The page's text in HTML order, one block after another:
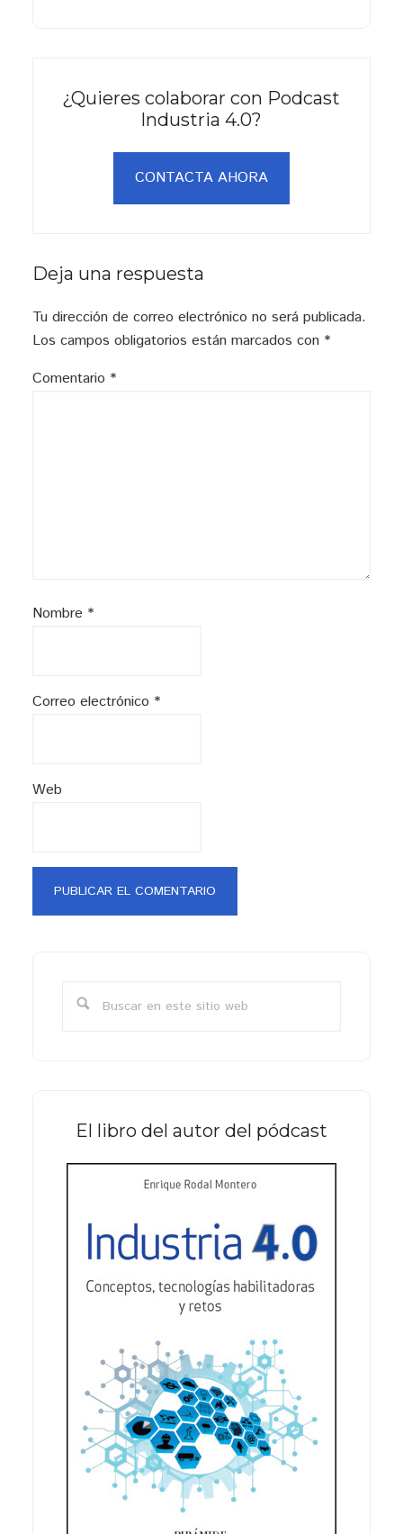
¿Quieres colaborar con Podcast
Industria 4.0?
CONTACTA AHORA
Interacciones
los
lectores
Deja una respuesta
Tu dirección de correo electrónico no será publicada.
Los campos obligatorios están marcados con *
Comentario *
Nombre *
Correo electrónico *
Web
primaria
El libro del autor del pódcast